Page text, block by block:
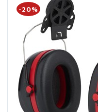
-20%